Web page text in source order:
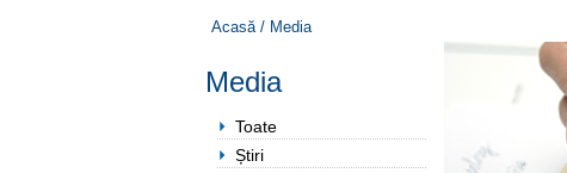
Acasă/ Media
Media
Toate
Știri